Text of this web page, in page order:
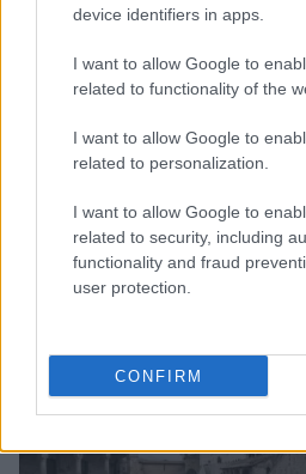
device identifiers in apps.
I want to allow Google to
related to functionality of the
I want to allow Google to
related to personalization.
I want to allow Google to
related to security, including
functionality and fraud
user protection.
CONFIRM
Papa Leone a Santa Maria
giovani per il meeting
Edoardo Castellucci · 7 Ago 2026